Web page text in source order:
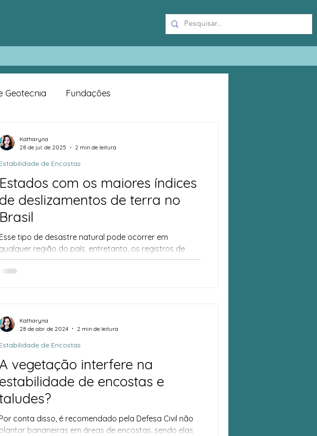
Geotecnia Fundações
Estados com os maiores índices
de deslizamentos de terra no
Brasil
Esse tipo de desastre natural pode ocorrer em
qualquer região do país, entretanto, os registros de
de terra no Brasil têm números muito
maiores no Sul e Sudeste, especialmente nos estados
Estabilidade de Encostas
Katharyna
28 de jul. de 2025
2 min de leitura
A vegetação interfere na
estabilidade de encostas e
Por conta disso, é recomendado pela Defesa Civil não
plantar bananeiras em áreas de encostas, sendo elas
Estabilidade de Encostas
Katharyna
28 de abr. de 2024
2 min de leitura